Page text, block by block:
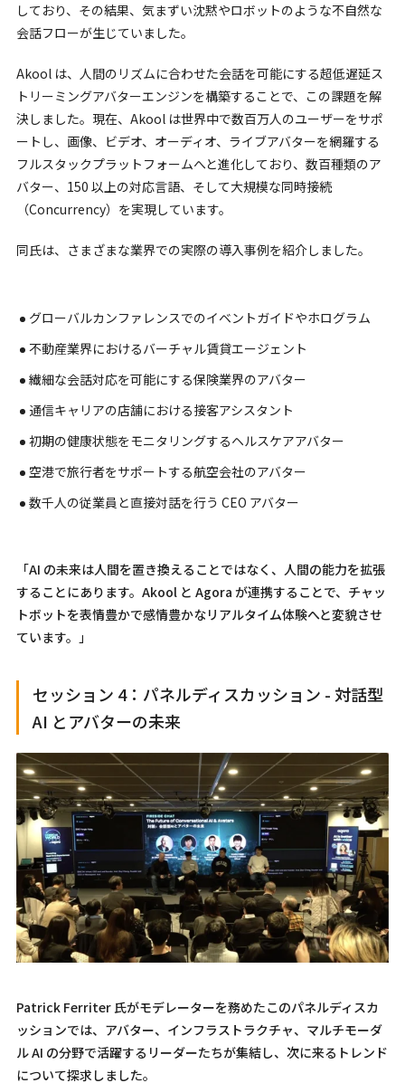
しており、その結果、気まずい沈黙やロボットのような不自然な
会話フローが生じていました。
Akool は、人間のリズムに合わせた会話を可能にする超低遅延ス
トリーミングアバターエンジンを構築することで、この課題を解
決しました。現在、Akool は世界中で数百万人のユーザーをサポ
ートし、画像、ビデオ、オーディオ、ライブアバターを網羅する
フルスタックプラットフォームへと進化しており、数百種類のア
バター、150 以上の対応言語、そして大規模な同時接続
（Concurrency）を実現しています。
同氏は、さまざまな業界での実際の導入事例を紹介しました。
グローバルカンファレンスでのイベントガイドやホログラム
不動産業界におけるバーチャル賃貸エージェント
繊細な会話対応を可能にする保険業界のアバター
通信キャリアの店舗における接客アシスタント
初期の健康状態をモニタリングするヘルスケアアバター
空港で旅行者をサポートする航空会社のアバター
数千人の従業員と直接対話を行う CEO アバター
「AI の未来は人間を置き換えることではなく、人間の能力を拡張
することにあります。Akool と Agora が連携することで、チャッ
トボットを表情豊かで感情豊かなリアルタイム体験へと変貌させ
ています。」
セッション 4：パネルディスカッション - 対話型
AI とアバターの未来
Patrick Ferriter 氏がモデレーターを務めたこのパネルディスカ
ッションでは、アバター、インフラストラクチャ、マルチモーダ
ル AI の分野で活躍するリーダーたちが集結し、次に来るトレンド
について探求しました。